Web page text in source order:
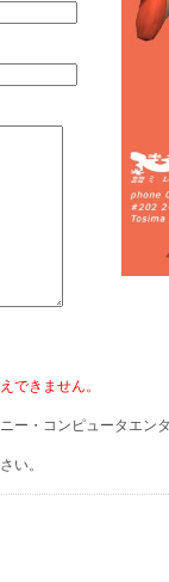
できません。
ー・コンピュータエン
い。